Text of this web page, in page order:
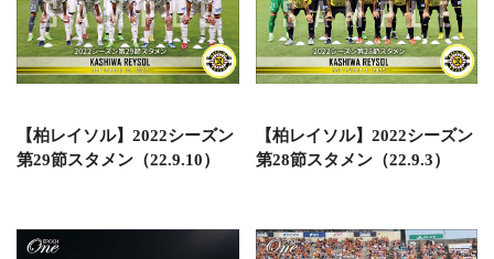
【柏レイソル】2022シーズン
第29節スタメン（22.9.10）
【柏レイソル】2022シーズン
第28節スタメン（22.9.3）